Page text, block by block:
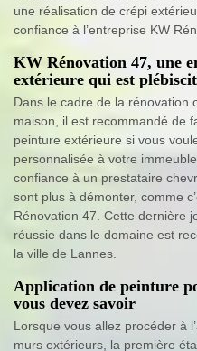
une réalisation de crépi
confiance à l’entreprise KW
KW Rénovation 47, une
extérieure qui est
Dans le cadre de la rénovation
maison, il est recommandé de
peinture extérieure si vous
personnalisée à votre
confiance à un prestataire
sont plus à démonter, comme
Rénovation 47. Cette dernière
réussie dans le domaine est
la ville de Lannes.
Application de peinture
vous devez savoir
Lorsque vous allez procéder à
murs extérieurs, la première